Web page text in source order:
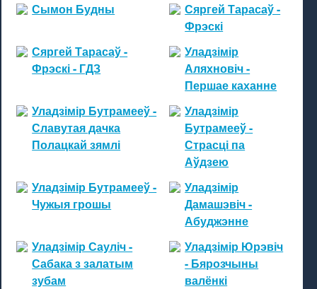
Сымон Будны
Сяргей Тарасаў -
Фрэскі
Сяргей Тарасаў -
Фрэскі - ГДЗ
Уладзімір
Аляхновіч -
Першае каханне
Уладзімір Бутрамееў -
Славутая дачка
Полацкай зямлі
Уладзімір
Бутрамееў -
Страсці па
Аўдзею
Уладзімір Бутрамееў -
Чужыя грошы
Уладзімір
Дамашэвіч -
Абуджэнне
Уладзімір Сауліч -
Сабака з залатым
зубам
Уладзімір Юрэвіч
- Бярозчыны
валёнкі